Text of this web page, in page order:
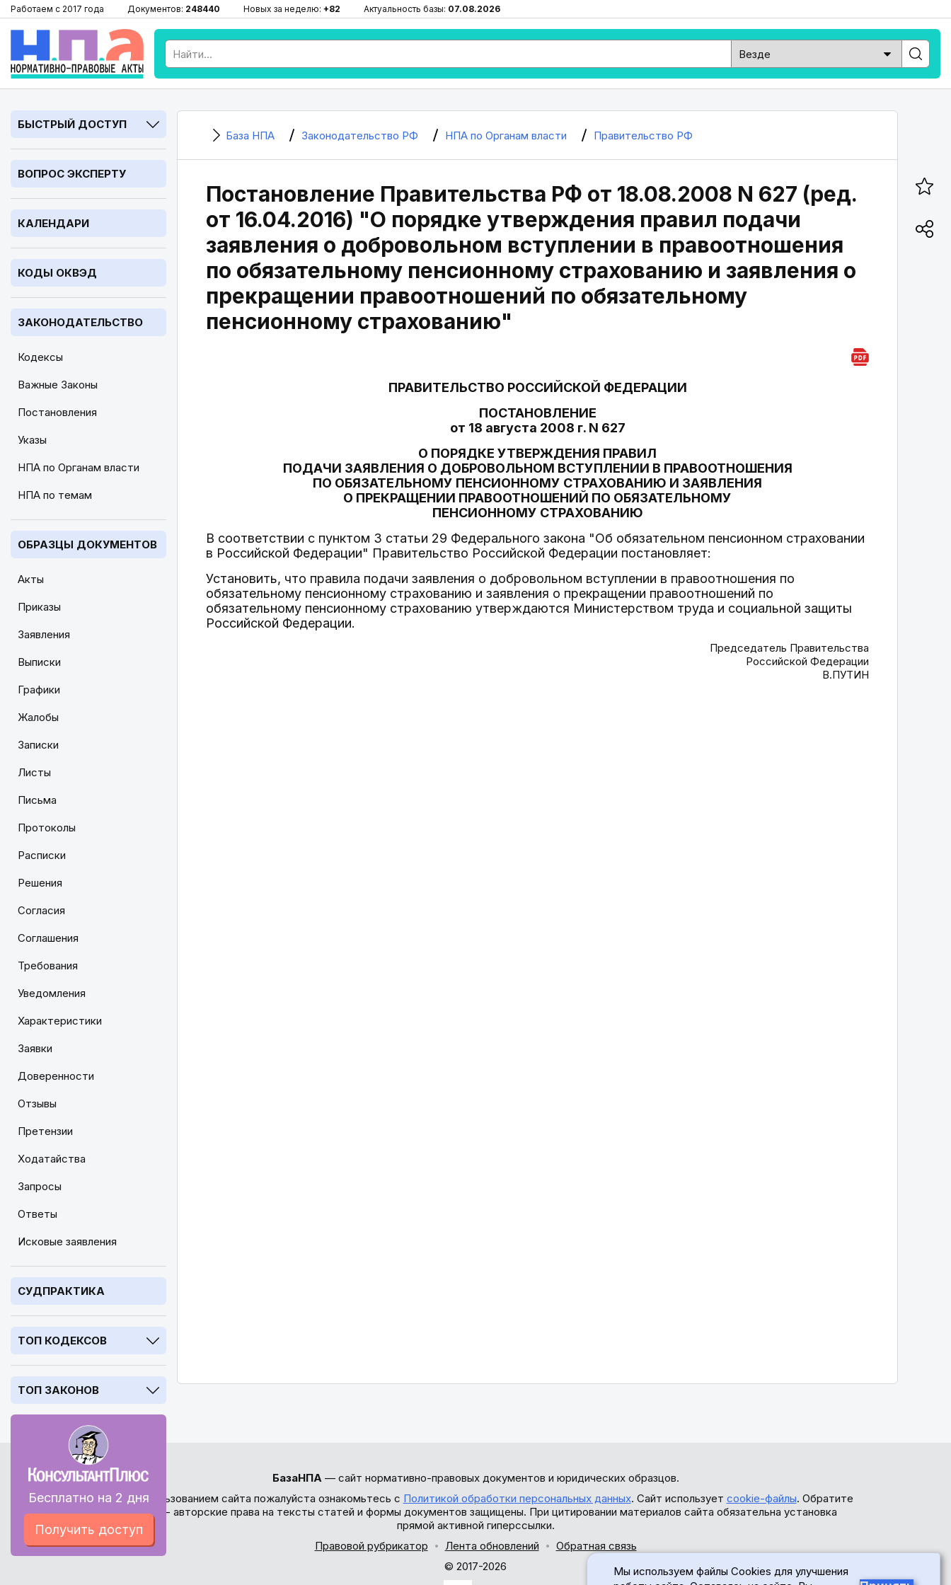
Работаем с 2017 года Документов: 248440 Новых за неделю: +82 Актуальность базы: 07.08.2026
БЫСТРЫЙ ДОСТУП
ВОПРОС ЭКСПЕРТУ
КАЛЕНДАРИ
КОДЫ ОКВЭД
ЗАКОНОДАТЕЛЬСТВО
Кодексы
Важные Законы
Постановления
Указы
НПА по Органам власти
НПА по темам
ОБРАЗЦЫ ДОКУМЕНТОВ
Акты
Приказы
Заявления
Выписки
Графики
Жалобы
Записки
Листы
Письма
Протоколы
Расписки
Решения
Согласия
Соглашения
Требования
Уведомления
Характеристики
Заявки
Доверенности
Отзывы
Претензии
Ходатайства
Запросы
Ответы
Исковые заявления
СУДПРАКТИКА
ТОП КОДЕКСОВ
ТОП ЗАКОНОВ
Бесплатно на 2 дня
Получить доступ
База НПА Законодательство РФ НПА по Органам власти Правительство РФ
Постановление Правительства РФ от 18.08.2008 N 627 (ред.
от 16.04.2016) "О порядке утверждения правил подачи
заявления о добровольном вступлении в правоотношения
по обязательному пенсионному страхованию и заявления о
прекращении правоотношений по обязательному
пенсионному страхованию"
ПРАВИТЕЛЬСТВО РОССИЙСКОЙ ФЕДЕРАЦИИ
ПОСТАНОВЛЕНИЕ
от 18 августа 2008 г. N 627
О ПОРЯДКЕ УТВЕРЖДЕНИЯ ПРАВИЛ
ПОДАЧИ ЗАЯВЛЕНИЯ О ДОБРОВОЛЬНОМ ВСТУПЛЕНИИ В ПРАВООТНОШЕНИЯ
ПО ОБЯЗАТЕЛЬНОМУ ПЕНСИОННОМУ СТРАХОВАНИЮ И ЗАЯВЛЕНИЯ
О ПРЕКРАЩЕНИИ ПРАВООТНОШЕНИЙ ПО ОБЯЗАТЕЛЬНОМУ
ПЕНСИОННОМУ СТРАХОВАНИЮ
В соответствии с пунктом 3 статьи 29 Федерального закона "Об обязательном пенсионном страховании
в Российской Федерации" Правительство Российской Федерации постановляет:
Установить, что правила подачи заявления о добровольном вступлении в правоотношения по
обязательному пенсионному страхованию и заявления о прекращении правоотношений по
обязательному пенсионному страхованию утверждаются Министерством труда и социальной защиты
Российской Федерации.
Председатель Правительства
Российской Федерации
В.ПУТИН
БазаНПА— сайт нормативно-правовых документов и юридических образцов.
Перед использованием сайта пожалуйста ознакомьтесь с Политикой обработки персональных данных. Сайт использует cookie-файлы. Обратите
внимание - авторские права на тексты статей и формы документов защищены. При цитировании материалов сайта обязательна установка
прямой активной гиперссылки.
Правовой рубрикатор
Лента обновлений
Обратная связь
© 2017-2026
Мы используем файлы Cookies для улучшения